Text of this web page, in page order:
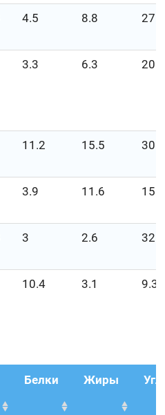
4.5 8.8 27.4
3.3 6.3 20.8
11.2 15.5 30.5
3.9 11.6 15
3 2.6 32.6
10.4 3.1 9.3
Белки Жиры